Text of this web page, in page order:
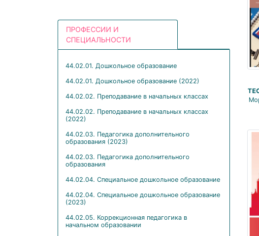
Лаборатория СПО в сфере физической культуры
и спорта
Лаборатория СПО в сфере легкой и пищевой
ветеринарии
ПРОФЕССИИ И
СПЕЦИАЛЬНОСТИ
44.02.01. Дошкольное образование
44.02.01. Дошкольное образование (2022)
44.02.02. Преподавание в начальных классах
44.02.02. Преподавание в начальных классах
(2022)
44.02.03. Педагогика дополнительного
образования (2023)
44.02.03. Педагогика дополнительного
образования
44.02.04. Специальное дошкольное образование
44.02.04. Специальное дошкольное образование
(2023)
44.02.05. Коррекционная педагогика в
начальном образовании